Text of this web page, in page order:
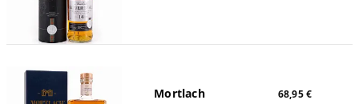
Mortlach 68,95 €